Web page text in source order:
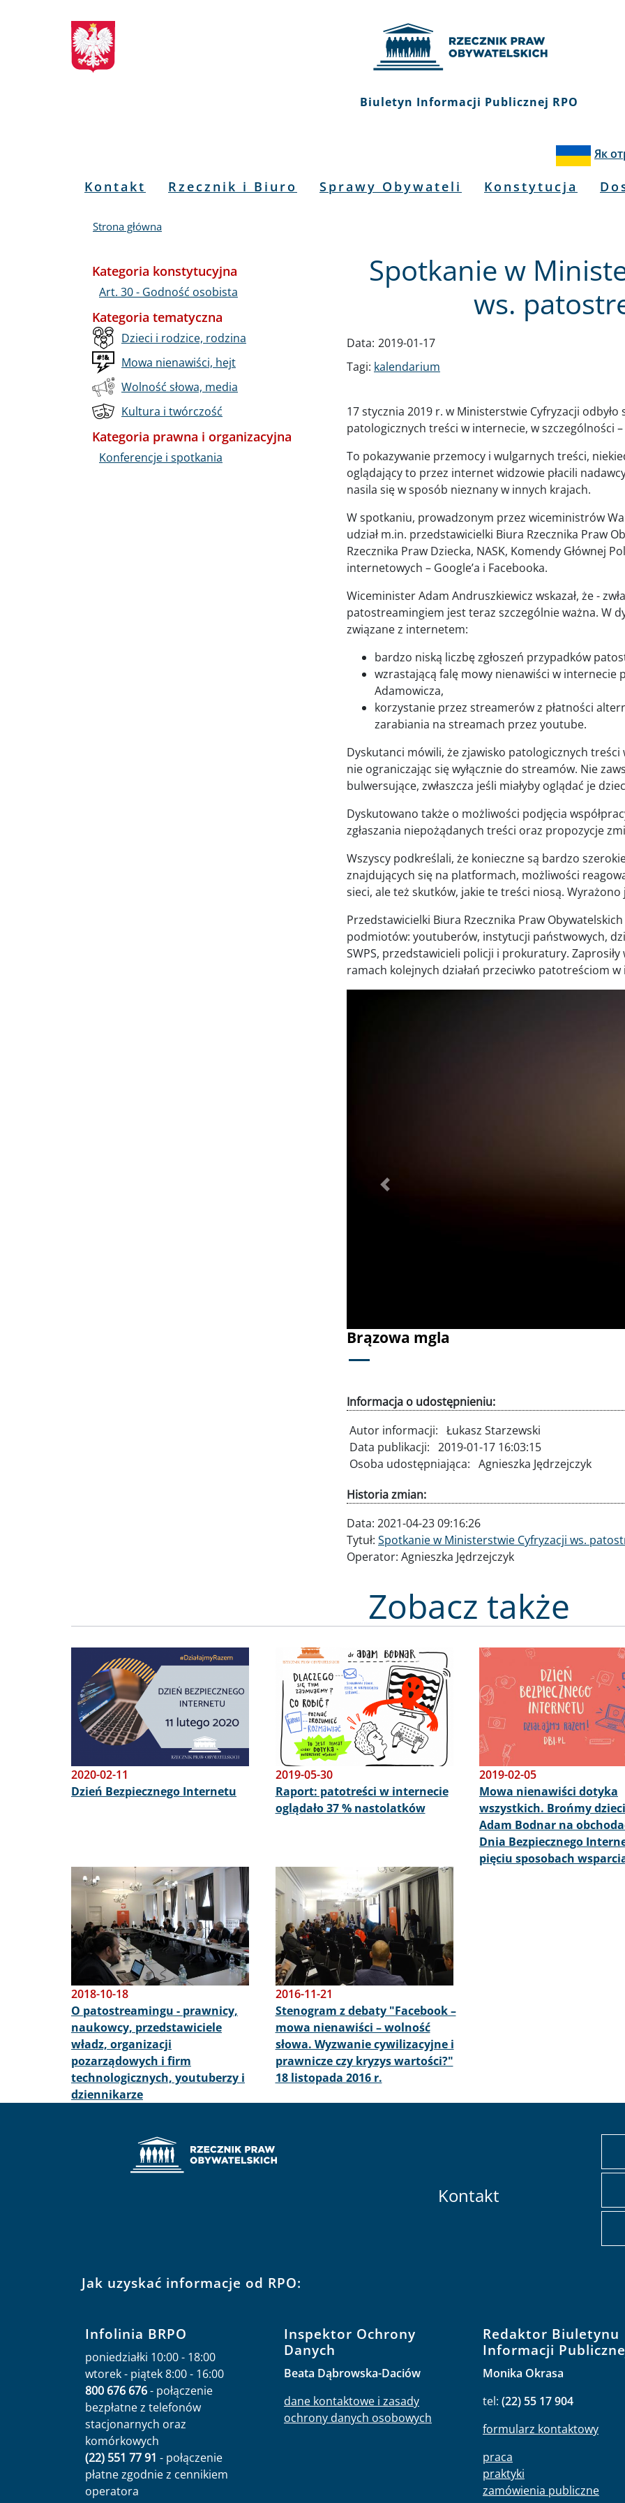
Biuletyn
Informacji
Publicznej
Biuletyn Informacji Publicznej RPO
Як
Menu
Kontakt Rzecznik i Biuro Sprawy Obywateli Konstytucja
Strona główna
Spotkanie w
ws.
Data: 2019-01-17
Tagi: kalendarium
17 stycznia 2019 r. w Ministerstwie Cyfryzacji
patologicznych treści w internecie, w szczególności
To pokazywanie przemocy i wulgarnych treści,
oglądający to przez internet widzowie płacili
nasila się w sposób nieznany w innych krajach.
W spotkaniu, prowadzonym przez wiceministrów
udział m.in. przedstawicielki Biura Rzecznika Praw
Rzecznika Praw Dziecka, NASK, Komendy Głównej
internetowych – Google’a i Facebooka.
Wiceminister Adam Andruszkiewicz wskazał, że -
patostreamingiem jest teraz szczególnie ważna. W
związane z internetem:
bardzo niską liczbę zgłoszeń przypadków
wzrastającą falę mowy nienawiści w internecie
Adamowicza,
korzystanie przez streamerów z płatności
zarabiania na streamach przez youtube.
Dyskutanci mówili, że zjawisko patologicznych
nie ograniczając się wyłącznie do streamów. Nie
bulwersujące, zwłaszcza jeśli miałyby oglądać je
Dyskutowano także o możliwości podjęcia
zgłaszania niepożądanych treści oraz propozycje
Wszyscy podkreślali, że konieczne są bardzo
znajdujących się na platformach, możliwości
sieci, ale też skutków, jakie te treści niosą.
Przedstawicielki Biura Rzecznika Praw Obywatelskich
podmiotów: youtuberów, instytucji państwowych,
SWPS, przedstawicieli policji i prokuratury.
ramach kolejnych działań przeciwko patotreściom
Brązowa mgla
Poprzednie
Informacja o udostępnieniu:
Autor informacji: Łukasz Starzewski
Data publikacji: 2019-01-17 16:03:15
Osoba udostępniająca: Agnieszka Jędrzejczyk
Historia zmian:
Data: 2021-04-23 09:16:26
Tytuł: Spotkanie w Ministerstwie Cyfryzacji ws.
Operator: Agnieszka Jędrzejczyk
Kategoria konstytucyjna
Art. 30 - Godność osobista
Kategoria tematyczna
Dzieci i rodzice, rodzina
Mowa nienawiści, hejt
Wolność słowa, media
Kultura i twórczość
Kategoria prawna i organizacyjna
Konferencje i spotkania
Zobacz także
2020-02-11
Dzień Bezpiecznego Internetu
Obraz
2019-05-30
Raport: patotreści w internecie
oglądało 37 % nastolatków
Obraz
2019-02-05
Mowa nienawiści dotyka
wszystkich. Brońmy
Adam Bodnar na
Dnia Bezpiecznego
pięciu sposobach
Obraz
2018-10-18
O patostreamingu - prawnicy,
naukowcy, przedstawiciele
władz, organizacji
pozarządowych i firm
technologicznych, youtuberzy i
dziennikarze
Obraz
2016-11-21
Stenogram z debaty "Facebook –
mowa nienawiści – wolność
słowa. Wyzwanie cywilizacyjne i
prawnicze czy kryzys wartości?"
18 listopada 2016 r.
Kontakt
Jak uzyskać informacje od RPO:
Infolinia BRPO
poniedziałki 10:00 - 18:00
wtorek - piątek 8:00 - 16:00
800 676 676- połączenie
bezpłatne z telefonów
stacjonarnych oraz
komórkowych
(22) 551 77 91 - połączenie
płatne zgodnie z cennikiem
operatora
Inspektor Ochrony
Danych
Beata Dąbrowska-Daciów
dane kontaktowe i zasady
ochrony danych osobowych
Redaktor Biuletynu
Informacji
Monika Okrasa
tel: (22) 55 17 904
formularz kontaktowy
praca
praktyki
zamówienia publiczne